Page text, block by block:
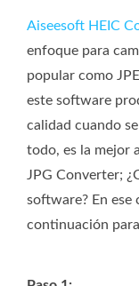
Aiseesoft HEIC
enfoque para
popular como
este software
calidad cuando
todo, es la mejor
JPG Converter;
software? En ese
continuación